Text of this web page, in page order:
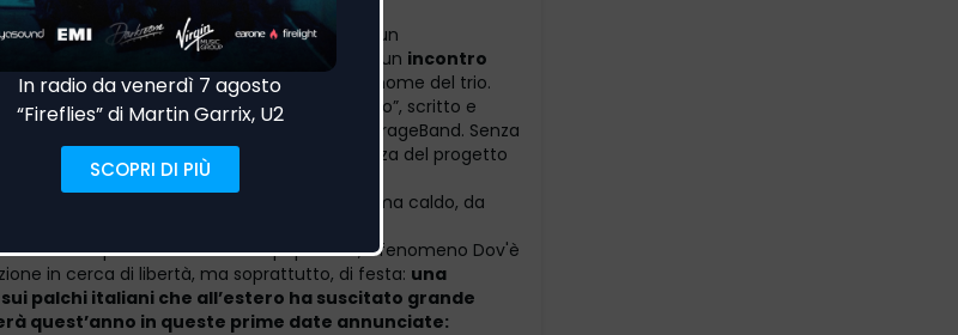
lockdown, i tre amici si ritrovano bloccati in un
. Ed è proprio nel capoluogo siciliano che, da un incontro
di nome Liana, mai più rivista, nasce il nome del trio.
il primo singolo, “Perché Piangi Palermo”, scritto e
con una strumentazione “grezza” su GarageBand. Senza
e istintivo, diventa il punto di partenza del progetto
in Italia.
“House Palermitana”, è elettronico ma caldo, da
ma con l’
out in Europa e una crescente popolarità, il fenomeno Dov'è
in cerca di libertà, ma soprattutto, di festa: una
palchi italiani che all’estero ha suscitato grande
quest’anno in queste prime date annunciate: